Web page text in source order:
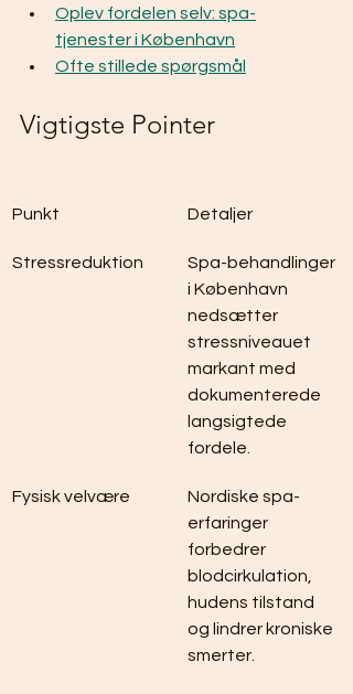
Oplev fordelen selv: spa-
tjenester i København
Ofte stillede spørgsmål
Vigtigste Pointer
Punkt Detaljer
Stressreduktion
Spa-behandlinger
i København
nedsætter
stressniveauet
markant med
dokumenterede
langsigtede
fordele.
Fysisk velvære
Nordiske spa-
erfaringer
forbedrer
blodcirkulation,
hudens tilstand
og lindrer kroniske
smerter.